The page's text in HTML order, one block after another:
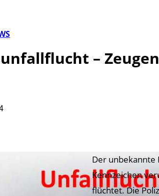
–
Der unbekannte
Kennzeichen
flüchtet. Die